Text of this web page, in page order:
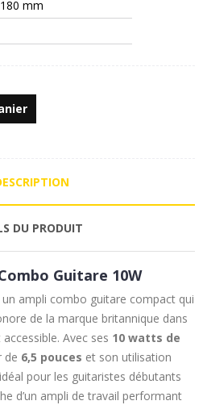
mm
DU PRODUIT
Guitare 10W
un ampli combo guitare compact qui
de la marque britannique dans
Avec ses 10 watts de
de 6,5 pouces et son utilisation
pour les guitaristes débutants
d’un ampli de travail performant